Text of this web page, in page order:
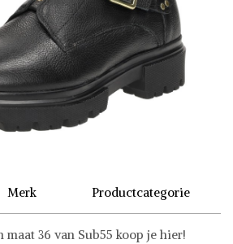
Merk Productcategorie
maat 36 van Sub55 koop je hier!